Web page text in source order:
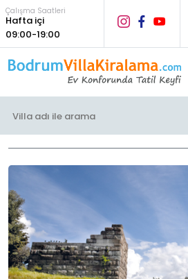
Çalışma Saatleri
Hafta içi
09:00-19:00